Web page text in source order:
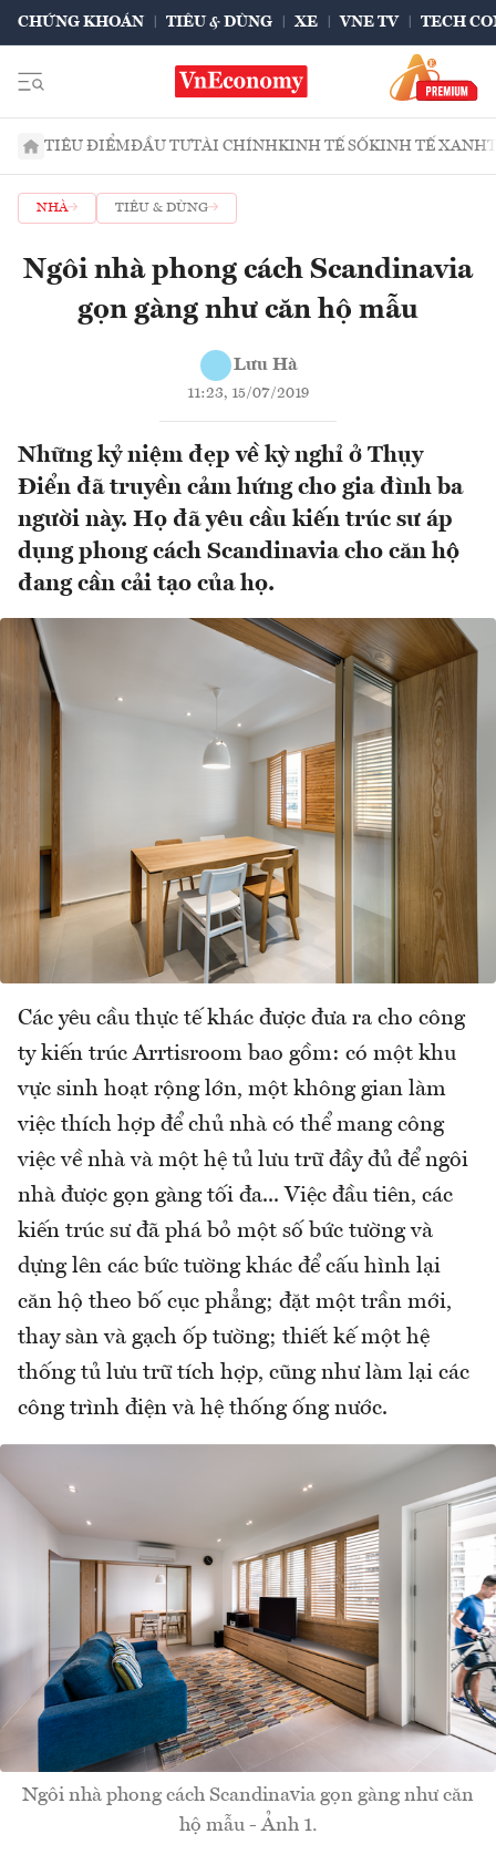
CHỨNG KHOÁN TIÊU & DÙNG XE VNE TV TECH
TIÊU ĐIỂMĐẦU TƯTÀI CHÍNHKINH TẾ SỐKINH TẾ XANH
NHÀ TIÊU & DÙNG
Ngôi nhà phong cách Scandinavia
gọn gàng như căn hộ mẫu
Lưu Hà
11:23, 15/07/2019
Những kỷ niệm đẹp về kỳ nghỉ ở Thụy
Điển đã truyền cảm hứng cho gia đình ba
người này. Họ đã yêu cầu kiến trúc sư áp
dụng phong cách Scandinavia cho căn hộ
đang cần cải tạo của họ.
Các yêu cầu thực tế khác được đưa ra cho công
ty kiến trúc Arrtisroom bao gồm: có một khu
vực sinh hoạt rộng lớn, một không gian làm
việc thích hợp để chủ nhà có thể mang công
việc về nhà và một hệ tủ lưu trữ đầy đủ để ngôi
nhà được gọn gàng tối đa... Việc đầu tiên, các
kiến trúc sư đã phá bỏ một số bức tường và
dựng lên các bức tường khác để cấu hình lại
căn hộ theo bố cục phẳng; đặt một trần mới,
thay sàn và gạch ốp tường; thiết kế một hệ
thống tủ lưu trữ tích hợp, cũng như làm lại các
công trình điện và hệ thống ống nước.
Ngôi nhà phong cách Scandinavia gọn gàng như căn
hộ mẫu - Ảnh 1.